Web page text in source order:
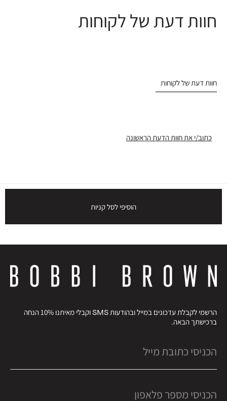
חוות דעת של לקוחות
חוות דעת של לקוחות
כתוב/י את חוות הדעת הראשונה
הוסיפי לסל קניות
הרשמי לקבלת עדכונים במייל ובהודעות SMS וקבלי מאיתנו 10% הנחה
ברכישתך הבאה.